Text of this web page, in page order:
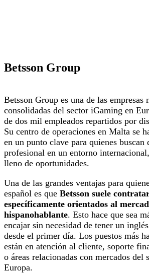
Betsson Group
Betsson Group es una de las empresas
consolidadas del sector iGaming en
de dos mil empleados repartidos por
Su centro de operaciones en Malta se
en un punto clave para quienes buscan
profesional en un entorno
lleno de oportunidades.
Una de las grandes ventajas para
español es que Betsson suele
específicamente orientados al
hispanohablante. Esto hace que sea
encajar sin necesidad de tener un
desde el primer día. Los puestos más
están en atención al cliente, soporte
o áreas relacionadas con mercados del
Europa.